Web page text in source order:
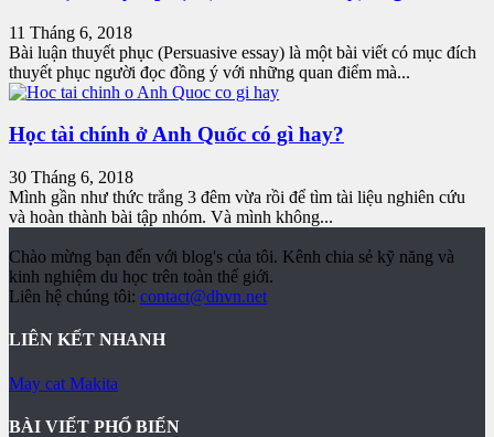
11 Tháng 6, 2018
Bài luận thuyết phục (Persuasive essay) là một bài viết có mục đích
thuyết phục người đọc đồng ý với những quan điểm mà...
Học tài chính ở Anh Quốc có gì hay?
30 Tháng 6, 2018
Mình gần như thức trắng 3 đêm vừa rồi để tìm tài liệu nghiên cứu
và hoàn thành bài tập nhóm. Và mình không...
Chào mừng bạn đến với blog's của tôi. Kênh chia sẻ kỹ năng và
kinh nghiệm du học trên toàn thế giới.
Liên hệ chúng tôi: contact@dhvn.net
LIÊN KẾT NHANH
May cat Makita
BÀI VIẾT PHỔ BIẾN